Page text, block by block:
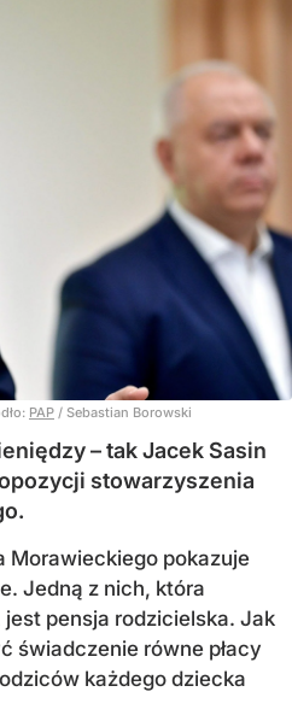
PAP / Sebastian Borowski
– tak Jacek Sasin
stowarzyszenia
Morawieckiego pokazuje
Jedną z nich, która
pensja rodzicielska. Jak
świadczenie równe płacy
każdego dziecka